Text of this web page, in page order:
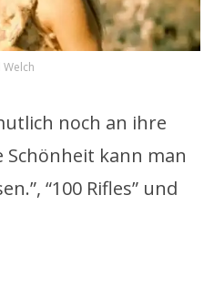
Welch
noch an ihre
Schönheit kann man
“100 Rifles” und